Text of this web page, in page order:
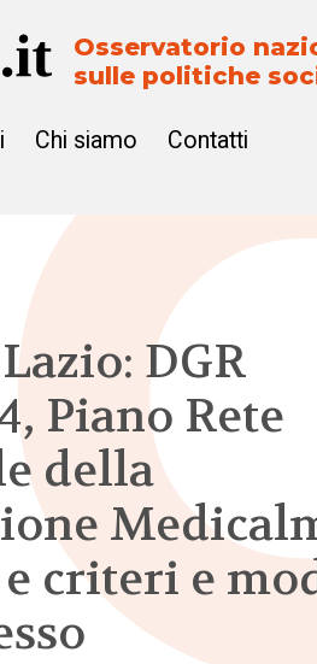
Osservatorio
sulle politiche
Chi siamo Contatti
DGR
Piano Rete
della
criteri e